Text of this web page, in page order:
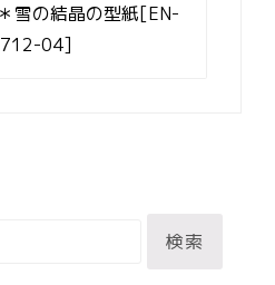
雪の結晶の型紙[EN-
04]
検索